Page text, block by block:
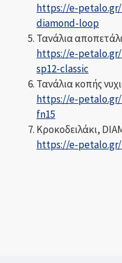
https://e-
diamond-loop
Τανάλια
https://e-
sp12-classic
Τανάλια κοπής
https://e-
fn15
Κροκοδειλάκι,
https://e-